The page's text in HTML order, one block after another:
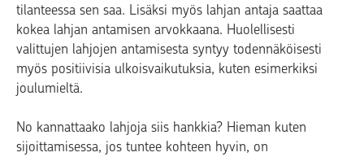
tilanteessa sen saa. Lisäksi myös lahjan antaja saattaa
kokea lahjan antamisen arvokkaana. Huolellisesti
valittujen lahjojen antamisesta syntyy todennäköisesti
myös positiivisia ulkoisvaikutuksia, kuten esimerkiksi
joulumieltä.
No kannattaako lahjoja siis hankkia? Hieman kuten
sijoittamisessa, jos tuntee kohteen hyvin, on